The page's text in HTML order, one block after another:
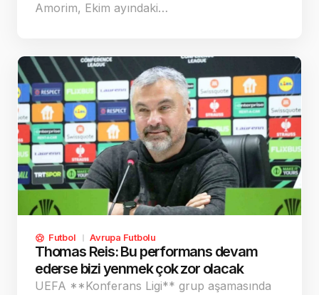
Amorim, Ekim ayındaki…
Futbol Avrupa Futbolu
Thomas Reis: Bu performans devam
ederse bizi yenmek çok zor olacak
UEFA **Konferans Ligi** grup aşamasında